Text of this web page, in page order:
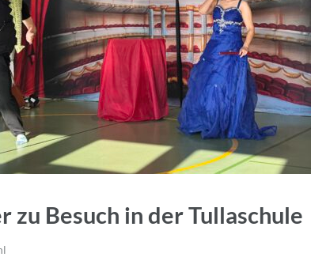
zu Besuch in der Tullaschule